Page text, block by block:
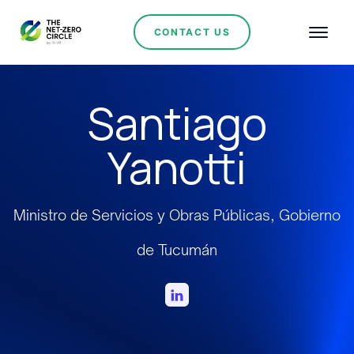
CONTACT US
Santiago
Yanotti
Ministro de Servicios y Obras Públicas, Gobierno
de Tucumán